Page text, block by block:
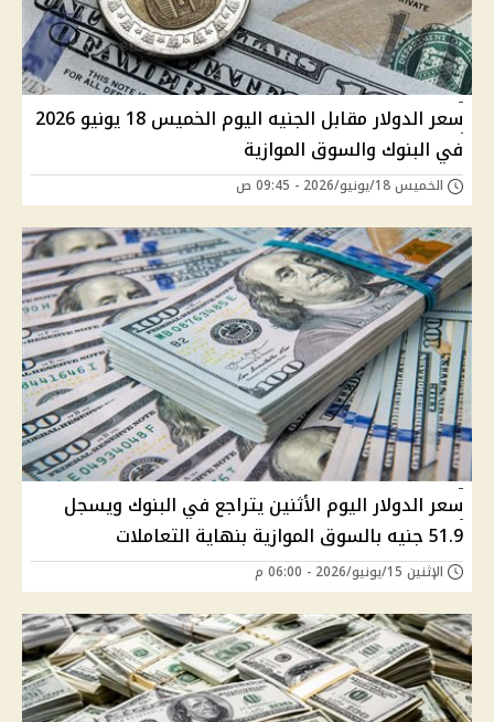
سعر الدولار مقابل الجنيه اليوم الخميس 18 يونيو 2026
في البنوك والسوق الموازية
الخميس 18/يونيو/2026 - 09:45 ص
سعر الدولار اليوم الأثنين يتراجع في البنوك ويسجل
51.9 جنيه بالسوق الموازية بنهاية التعاملات
الإثنين 15/يونيو/2026 - 06:00 م